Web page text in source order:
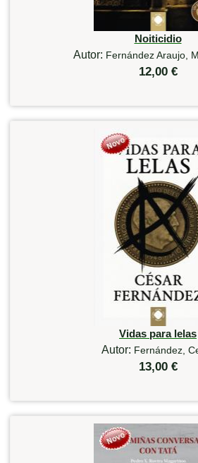
Noiticidio
Autor: Fernández Araujo,
12,00 €
Vidas para lelas
Autor: Fernández,
13,00 €